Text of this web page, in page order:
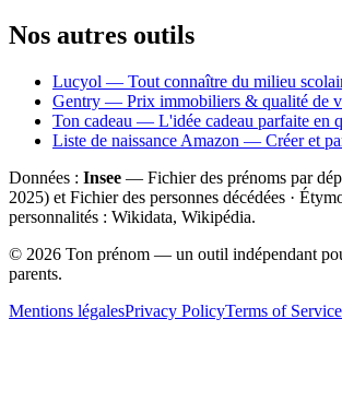
Nos autres outils
Lucyol — Tout connaître du milieu
Gentry — Prix immobiliers & qualité de
Ton cadeau — L'idée cadeau parfaite en
Liste de naissance Amazon — Créer et
Données : Insee — Fichier des prénoms par
2025) et Fichier des personnes décédées ·
personnalités : Wikidata, Wikipédia.
© 2026 Ton prénom — un outil indépendant
parents.
Mentions légalesPrivacy PolicyTerms of Service